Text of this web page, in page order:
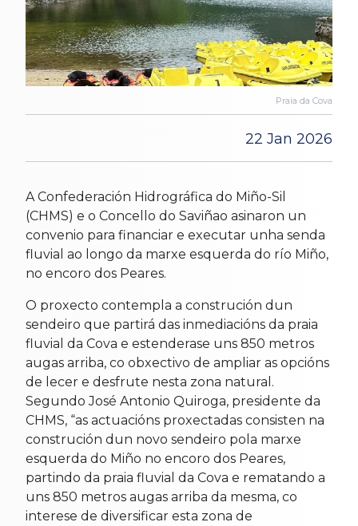
Praia da Cova
22 Jan 2026
A Confederación Hidrográfica do Miño-Sil
(CHMS) e o Concello do Saviñao asinaron un
convenio para financiar e executar unha senda
fluvial ao longo da marxe esquerda do río Miño,
no encoro dos Peares.
O proxecto contempla a construción dun
sendeiro que partirá das inmediacións da praia
fluvial da Cova e estenderase uns 850 metros
augas arriba, co obxectivo de ampliar as opcións
de lecer e desfrute nesta zona natural.
Segundo José Antonio Quiroga, presidente da
CHMS, “as actuacións proxectadas consisten na
construción dun novo sendeiro pola marxe
esquerda do Miño no encoro dos Peares,
partindo da praia fluvial da Cova e rematando a
uns 850 metros augas arriba da mesma, co
interese de diversificar esta zona de